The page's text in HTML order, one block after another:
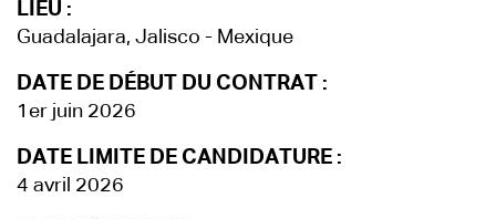
LIEU :
Guadalajara, Jalisco - Mexique
DATE DE DÉBUT DU CONTRAT :
1er juin 2026
DATE LIMITE DE CANDIDATURE :
4 avril 2026